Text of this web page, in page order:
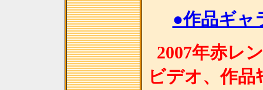
●作品ギャ
2007年赤レ
ビデオ、作品